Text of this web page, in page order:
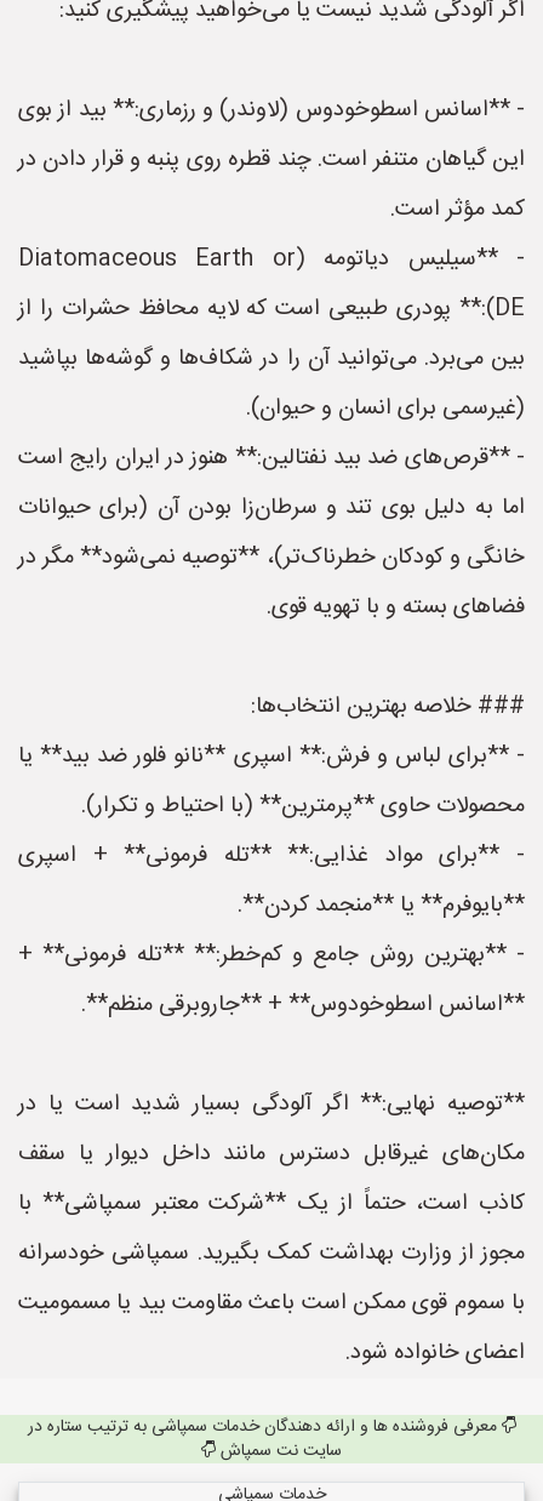
اگر آلودگی شدید نیست یا می‌خواهید پیشگیری کنید:
- **اسانس اسطوخودوس (لاوندر) و رزماری:** بید از بوی
این گیاهان متنفر است. چند قطره روی پنبه و قرار دادن در
کمد مؤثر است.
- **سیلیس دیاتومه (Diatomaceous Earth or
DE):** پودری طبیعی است که لایه محافظ حشرات را از
بین می‌برد. می‌توانید آن را در شکاف‌ها و گوشه‌ها بپاشید
(غیرسمی برای انسان و حیوان).
- **قرص‌های ضد بید نفتالین:** هنوز در ایران رایج است
اما به دلیل بوی تند و سرطان‌زا بودن آن (برای حیوانات
خانگی و کودکان خطرناک‌تر)، **توصیه نمی‌شود** مگر در
فضاهای بسته و با تهویه قوی.
### خلاصه بهترین انتخاب‌ها:
- **برای لباس و فرش:** اسپری **نانو فلور ضد بید** یا
محصولات حاوی **پرمترین** (با احتیاط و تکرار).
- **برای مواد غذایی:** **تله فرمونی** + اسپری
**بایوفرم** یا **منجمد کردن**.
- **بهترین روش جامع و کم‌خطر:** **تله فرمونی** +
**اسانس اسطوخودوس** + **جاروبرقی منظم**.
**توصیه نهایی:** اگر آلودگی بسیار شدید است یا در
مکان‌های غیرقابل دسترس مانند داخل دیوار یا سقف
کاذب است، حتماً از یک **شرکت معتبر سمپاشی** با
مجوز از وزارت بهداشت کمک بگیرید. سمپاشی خودسرانه
با سموم قوی ممکن است باعث مقاومت بید یا مسمومیت
اعضای خانواده شود.
معرفی فروشنده ها و ارائه دهندگان خدمات سمپاشی به ترتیب ستاره در
سایت نت سمپاش
خدمات سمپاشی